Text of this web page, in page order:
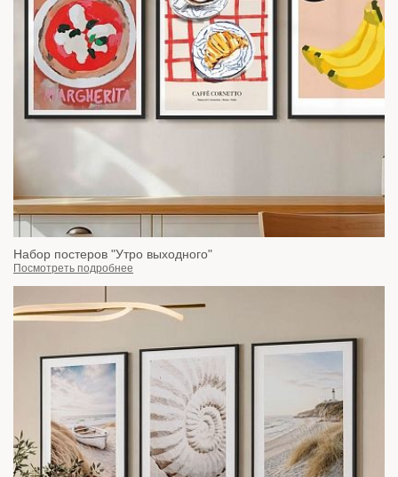
Набор постеров "Утро выходного"
Посмотреть подробнее